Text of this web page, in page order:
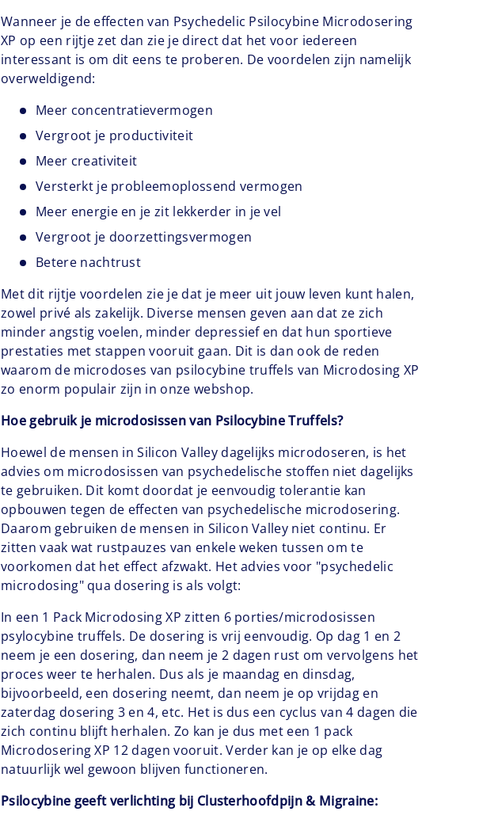
Wanneer je de effecten van Psychedelic Psilocybine Microdosering
XP op een rijtje zet dan zie je direct dat het voor iedereen
interessant is om dit eens te proberen. De voordelen zijn namelijk
overweldigend:
Meer concentratievermogen
Vergroot je productiviteit
Meer creativiteit
Versterkt je probleemoplossend vermogen
Meer energie en je zit lekkerder in je vel
Vergroot je doorzettingsvermogen
Betere nachtrust
Met dit rijtje voordelen zie je dat je meer uit jouw leven kunt halen,
zowel privé als zakelijk. Diverse mensen geven aan dat ze zich
minder angstig voelen, minder depressief en dat hun sportieve
prestaties met stappen vooruit gaan. Dit is dan ook de reden
waarom de microdoses van psilocybine truffels van Microdosing XP
zo enorm populair zijn in onze webshop.
Hoe gebruik je microdosissen van Psilocybine Truffels?
Hoewel de mensen in Silicon Valley dagelijks microdoseren, is het
advies om microdosissen van psychedelische stoffen niet dagelijks
te gebruiken. Dit komt doordat je eenvoudig tolerantie kan
opbouwen tegen de effecten van psychedelische microdosering.
Daarom gebruiken de mensen in Silicon Valley niet continu. Er
zitten vaak wat rustpauzes van enkele weken tussen om te
voorkomen dat het effect afzwakt. Het advies voor "psychedelic
microdosing" qua dosering is als volgt:
In een 1 Pack Microdosing XP zitten 6 porties/microdosissen
psylocybine truffels. De dosering is vrij eenvoudig. Op dag 1 en 2
neem je een dosering, dan neem je 2 dagen rust om vervolgens het
proces weer te herhalen. Dus als je maandag en dinsdag,
bijvoorbeeld, een dosering neemt, dan neem je op vrijdag en
zaterdag dosering 3 en 4, etc. Het is dus een cyclus van 4 dagen die
zich continu blijft herhalen. Zo kan je dus met een 1 pack
Microdosering XP 12 dagen vooruit. Verder kan je op elke dag
natuurlijk wel gewoon blijven functioneren.
Psilocybine geeft verlichting bij Clusterhoofdpijn & Migraine: